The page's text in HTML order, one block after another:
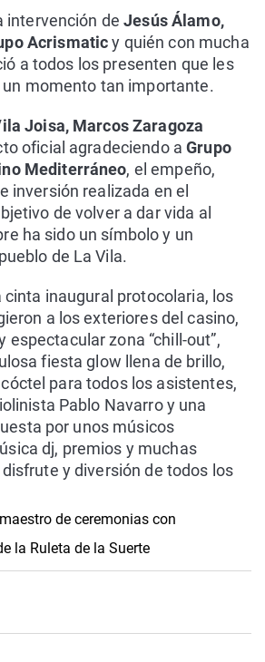
intervención de Jesús Álamo,
Acrismaticy quién con mucha
a todos los presenten que les
momento tan importante.
Joisa, Marcos Zaragoza
oficial agradeciendo aGrupo
Mediterráneo, el empeño,
inversión realizada en el
de volver a dar vida al
ha sido un símbolo y un
de La Vila.
cinta inaugural protocolaria, los
a los exteriores del casino,
espectacular zona “chill-out”,
fiesta glow llena de brillo,
para todos los asistentes,
Pablo Navarro y una
por unos músicos
dj, premios y muchas
y diversión de todos los
de ceremonias con
la Ruleta de la Suerte